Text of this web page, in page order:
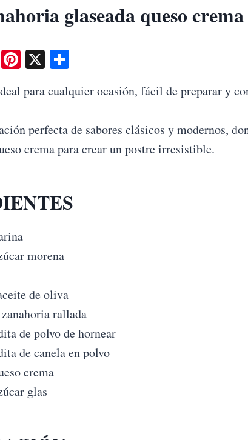
glaseada queso
Te
le
Pi
nt
er
t
X
re
para cualquier ocasión, fácil de preparar y
perfecta de sabores clásicos y modernos,
crema para crear un postre irresistible.
morena
de oliva
rallada
de polvo de hornear
de canela en polvo
crema
glas